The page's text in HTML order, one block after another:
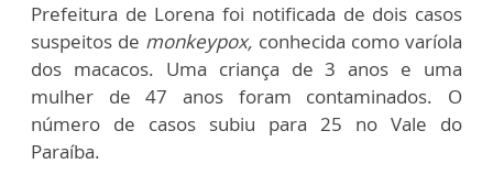
Prefeitura de Lorena foi notificada de dois casos
suspeitos de monkeypox, conhecida como varíola
dos macacos. Uma criança de 3 anos e uma
mulher de 47 anos foram contaminados. O
número de casos subiu para 25 no Vale do
Paraíba.